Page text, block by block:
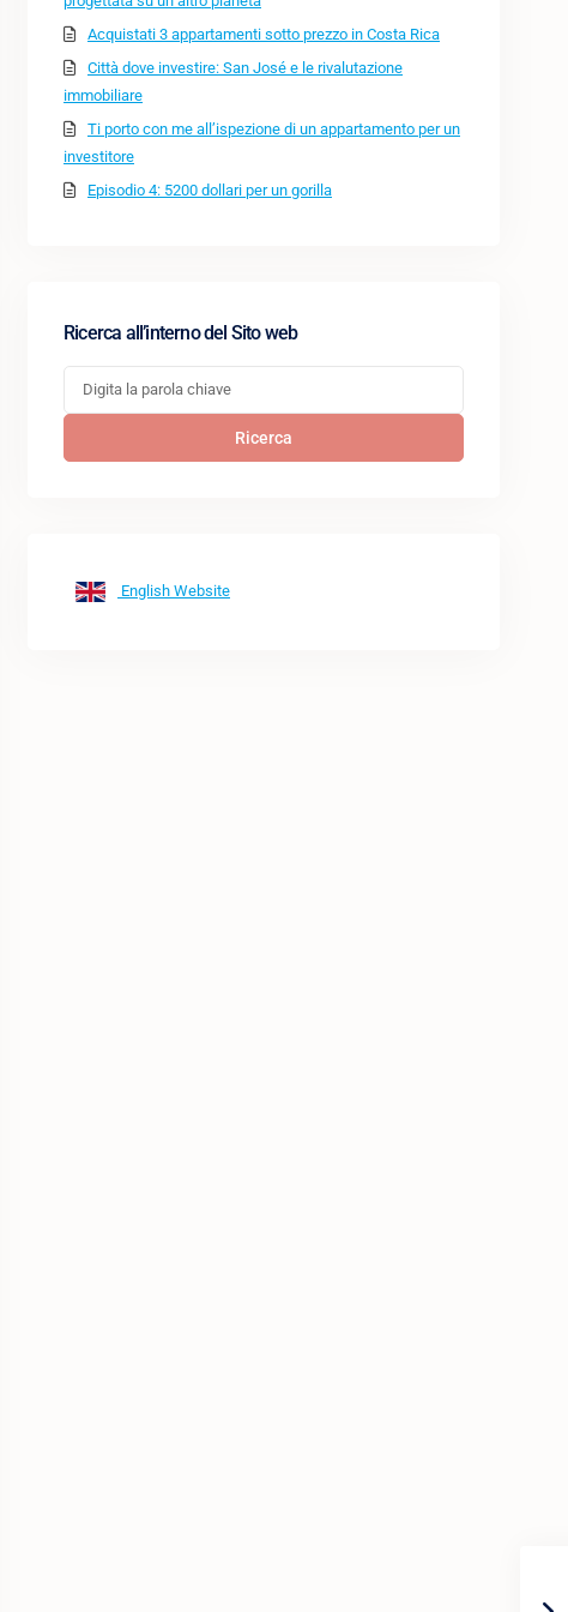
Acquistati 3 appartamenti sotto prezzo in Costa Rica
Città dove investire: San José e le rivalutazione
immobiliare
Ti porto con me all’ispezione di un appartamento per un
investitore
Episodio 4: 5200 dollari per un gorilla
Ricerca all’interno del Sito web
Ricerca
English Website